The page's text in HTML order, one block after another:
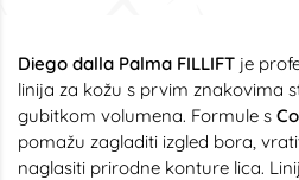
Diego dalla Palma FILLIFT je
linija za kožu s prvim znakovima
gubitkom volumena. Formule s
pomažu zagladiti izgled bora,
naglasiti prirodne konture lica.